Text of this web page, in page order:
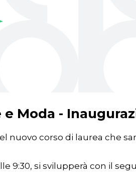
e Moda -
nuovo corso di laurea che
9:30, si svilupperà con il